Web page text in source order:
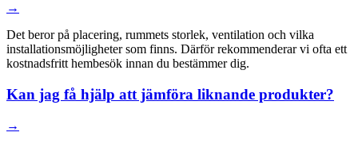
→
Det beror på placering, rummets storlek, ventilation och vilka
installationsmöjligheter som finns. Därför rekommenderar vi ofta ett
kostnadsfritt hembesök innan du bestämmer dig.
Kan jag få hjälp att jämföra liknande produkter?
→